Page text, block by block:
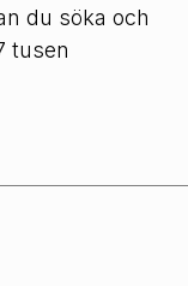
du söka och
tusen